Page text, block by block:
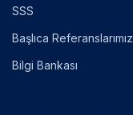
SSS
Başlıca Referanslarımız
Bilgi Bankası